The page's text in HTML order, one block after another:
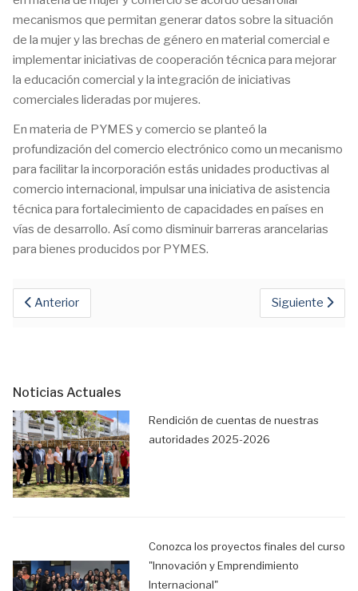
mecanismos que permitan generar datos sobre la situación
de la mujer y las brechas de género en material comercial e
implementar iniciativas de cooperación técnica para mejorar
la educación comercial y la integración de iniciativas
comerciales lideradas por mujeres.
En materia de PYMES y comercio se planteó la
profundización del comercio electrónico como un mecanismo
para facilitar la incorporación estás unidades productivas al
comercio internacional, impulsar una iniciativa de asistencia
técnica para fortalecimiento de capacidades en países en
vías de desarrollo. Así como disminuir barreras arancelarias
para bienes producidos por PYMES.
Anterior Siguiente
Noticias Actuales
Rendición de cuentas de nuestras
autoridades 2025-2026
Conozca los proyectos finales del curso
"Innovación y Emprendimiento
Internacional"